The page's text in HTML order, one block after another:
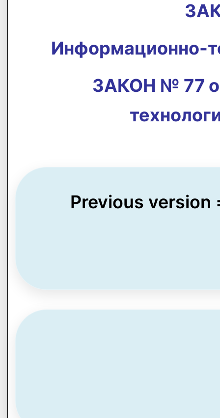
Информационно-
ЗАКОН № 77
Previous